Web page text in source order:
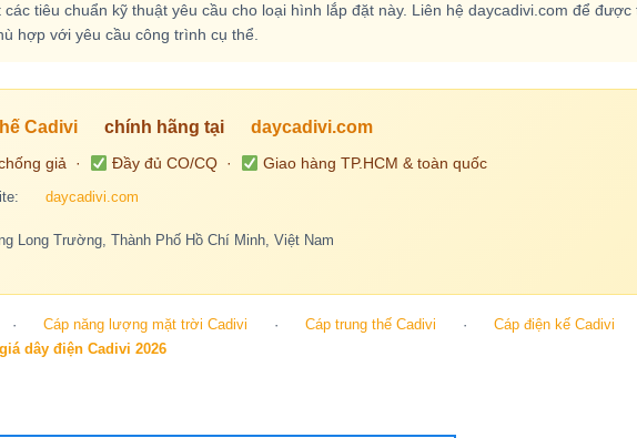
tiêu chuẩn kỹ thuật yêu cầu cho loại hình lắp đặt này. Liên hệ daycadivi.com để được
hợp với yêu cầu công trình cụ thể.
Cadivi chính hãng tại daycadivi.com
giả · Đầy đủ CO/CQ · Giao hàng TP.HCM & toàn quốc
daycadivi.com
Long Trường, Thành Phố Hồ Chí Minh, Việt Nam
· Cáp năng lượng mặt trời Cadivi · Cáp trung thế Cadivi · Cáp điện kế Cadivi
dây điện Cadivi 2026